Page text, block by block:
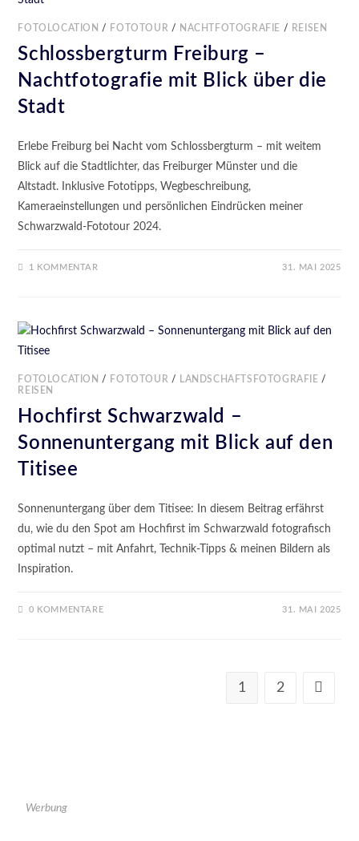
FOTOLOCATION / FOTOTOUR / NACHTFOTOGRAFIE / REISEN
Schlossbergturm Freiburg –
Nachtfotografie mit Blick über die
Stadt
Erlebe Freiburg bei Nacht vom Schlossbergturm – mit weitem
Blick auf die Stadtlichter, das Freiburger Münster und die
Altstadt. Inklusive Fototipps, Wegbeschreibung,
Kameraeinstellungen und persönlichen Eindrücken meiner
Schwarzwald-Fototour 2024.
1 KOMMENTAR 31. MAI 2025
FOTOLOCATION / FOTOTOUR / LANDSCHAFTSFOTOGRAFIE /
REISEN
Hochfirst Schwarzwald –
Sonnenuntergang mit Blick auf den
Titisee
Sonnenuntergang über dem Titisee: In diesem Beitrag erfährst
du, wie du den Spot am Hochfirst im Schwarzwald fotografisch
optimal nutzt – mit Anfahrt, Technik-Tipps & meinen Bildern als
Inspiration.
0 KOMMENTARE 31. MAI 2025
1 2
Werbung